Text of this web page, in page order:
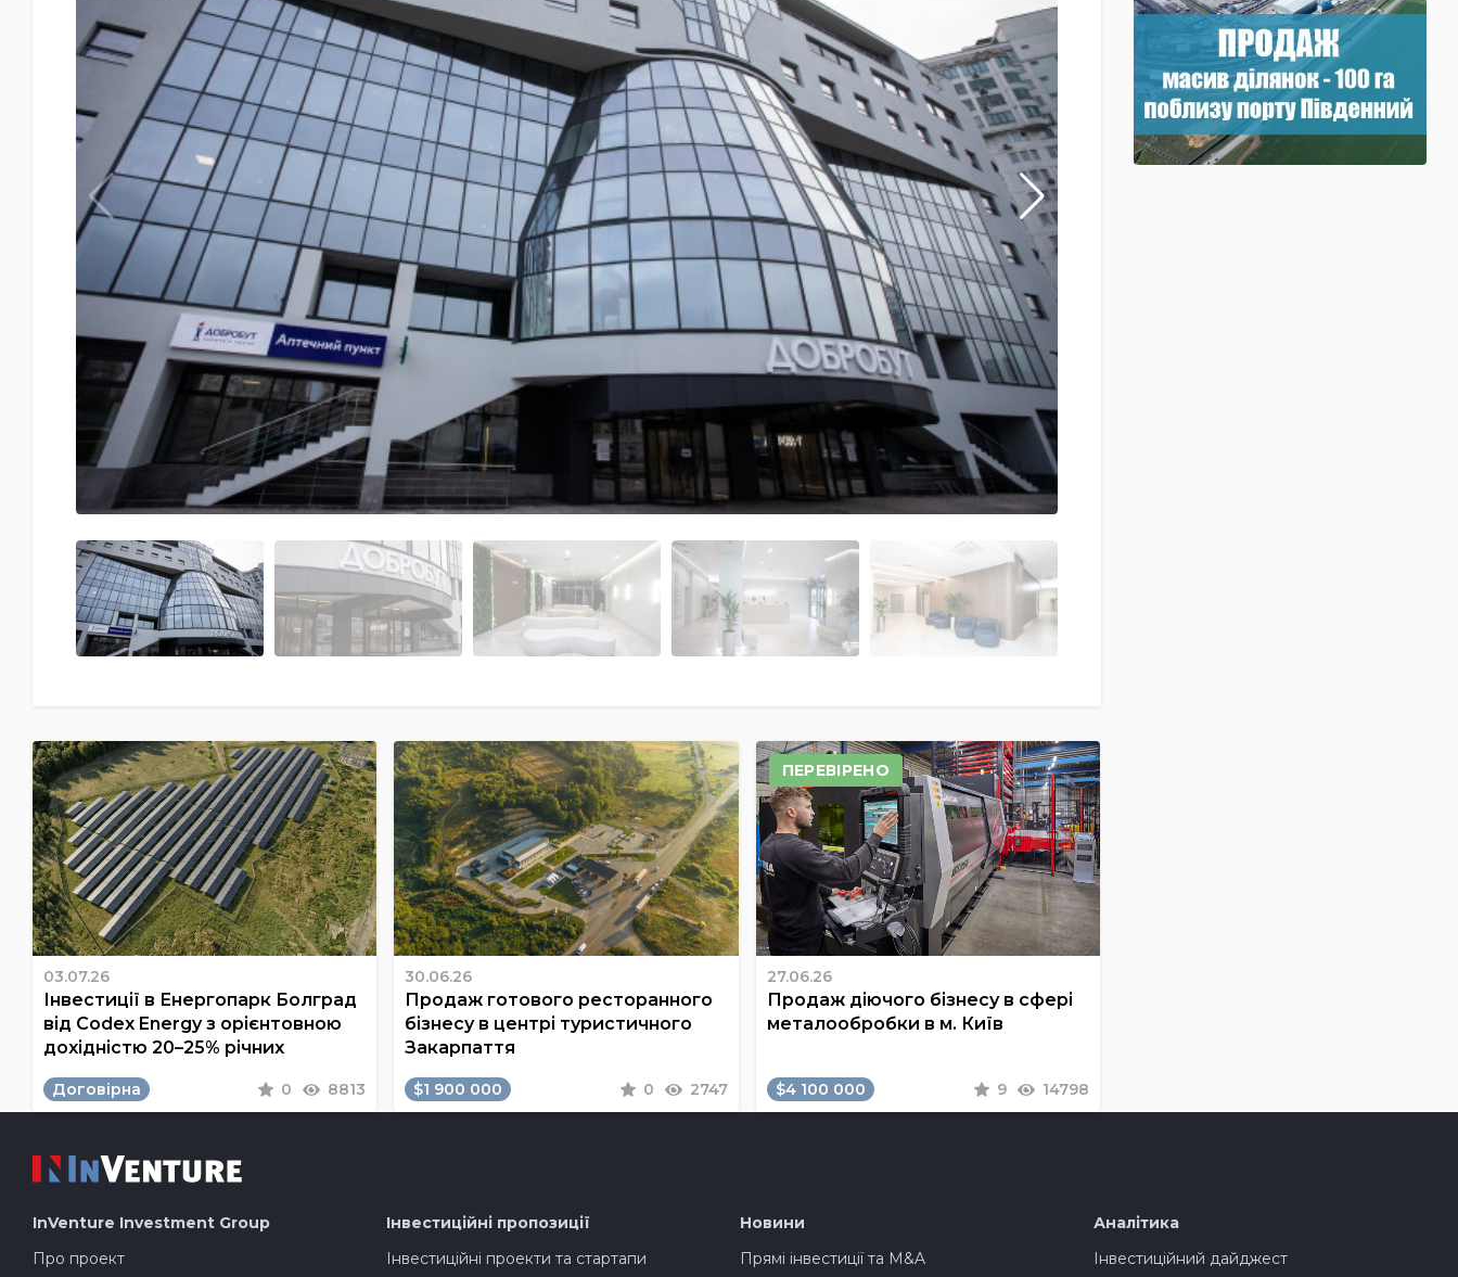
03.07.26
Інвестиції в Енергопарк Болград
від Codex Energy з орієнтовною
дохідністю 20–25% річних
Договірна 0 8813
30.06.26
Продаж готового ресторанного
бізнесу в центрі туристичного
Закарпаття
$1 900 000 0 2747
ПЕРЕВІРЕНО
27.06.26
Продаж діючого бізнесу в сфері
металообробки в м. Київ
$4 100 000 9 14798
InVenture Investment Group
Про проект
Інвестиційні пропозиції
Інвестиційні проекти та стартапи
Новини
Прямі інвестиції та M&A
Аналітика
Інвестиційний дайджест